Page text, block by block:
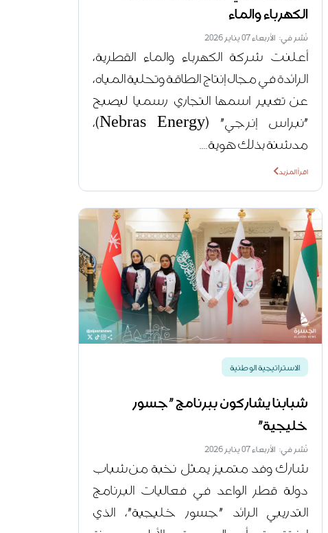
الكهرباء والماء
نُشر في: الأربعاء 07 يناير 2026
أعلنت شركة الكهرباء والماء القطرية،
الرائدة في مجال إنتاج الطاقة وتحلية المياه،
عن تغيير اسمها التجاري رسميا ليصبح
"نبراس إنرجي" (Nebras Energy)،
مدشنة بذلك هوية....
اقرأ المزيد
الاستراتيجية الوطنية
شبابنا يشاركون ببرنامج "جسور
خليجية"
نُشر في: الأربعاء 07 يناير 2026
شارك وفد متميز يمثل نخبة من شباب
دولة قطر الواعد في فعاليات البرنامج
التدريبي الرائد "جسور خليجية"، الذي